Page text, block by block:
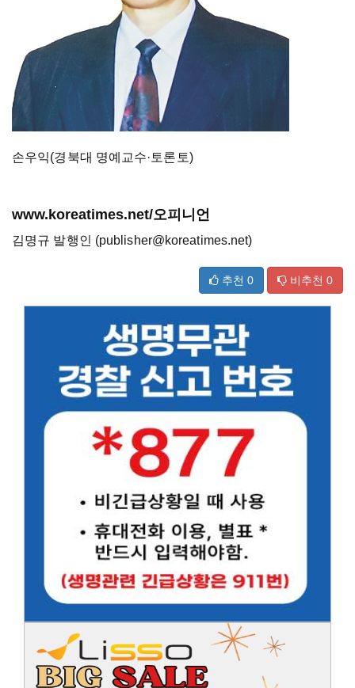
손우익(경북대 명예교수·토론토)
www.koreatimes.net/오피니언
김명규 발행인 (publisher@koreatimes.net)
추천 0 비추천 0